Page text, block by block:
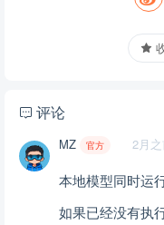
评论
MZ 官方 2月之
本地模型同时运
如果已经没有执